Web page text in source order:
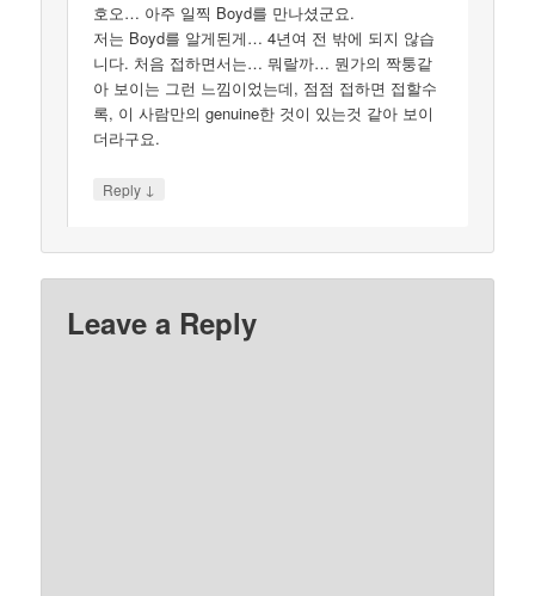
호오… 아주 일찍 Boyd를 만나셨군요.
저는 Boyd를 알게된게… 4년여 전 밖에 되지 않습
니다. 처음 접하면서는… 뭐랄까… 뭔가의 짝퉁같
아 보이는 그런 느낌이었는데, 점점 접하면 접할수
록, 이 사람만의 genuine한 것이 있는것 같아 보이
더라구요.
Reply ↓
Leave a Reply